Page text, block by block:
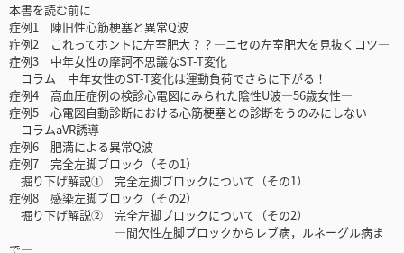
本書を読む前に
症例1 陳旧性心筋梗塞と異常Q波
症例2 これってホントに左室肥大？？―ニセの左室肥大を見抜くコツ―
症例3 中年女性の摩訶不思議なST-T変化
コラム 中年女性のST-T変化は運動負荷でさらに下がる！
症例4 高血圧症例の検診心電図にみられた陰性U波―56歳女性―
症例5 心電図自動診断における心筋梗塞との診断をうのみにしない
コラムaVR誘導
症例6 肥満による異常Q波
症例7 完全左脚ブロック（その1）
掘り下げ解説① 完全左脚ブロックについて（その1）
症例8 感染左脚ブロック（その2）
掘り下げ解説② 完全左脚ブロックについて（その2）
―間欠性左脚ブロックからレブ病，ルネーグル病ま
で―